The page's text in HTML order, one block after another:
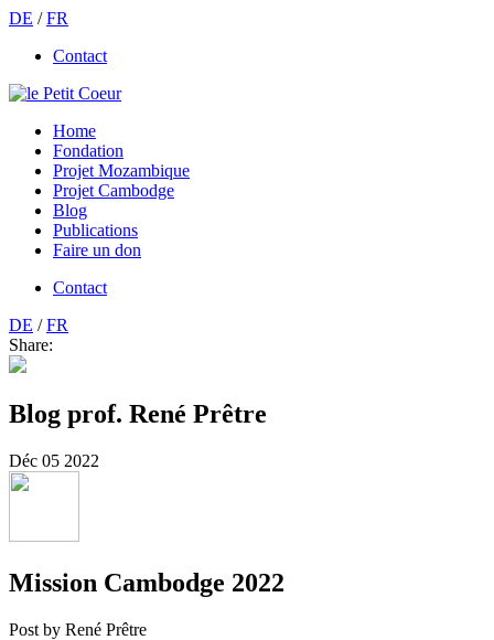
DE /FR
Contact
Home
Fondation
Projet Mozambique
Projet Cambodge
Blog
Publications
Faire un don
Contact
DE /FR
Share:
Blog prof. René Prêtre
Déc 05 2022
Mission Cambodge 2022
Post by René Prêtre